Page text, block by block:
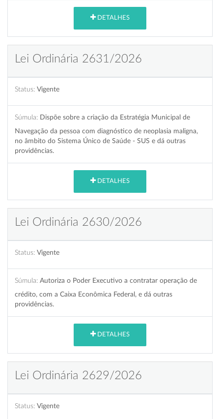
DETALHES
Lei Ordinária 2631/2026
Status: Vigente
Súmula: Dispõe sobre a criação da Estratégia Municipal de
Navegação da pessoa com diagnóstico de neoplasia maligna,
no âmbito do Sistema Único de Saúde - SUS e dá outras
providências.
DETALHES
Lei Ordinária 2630/2026
Status: Vigente
Súmula: Autoriza o Poder Executivo a contratar operação de
crédito, com a Caixa Econômica Federal, e dá outras
providências.
DETALHES
Lei Ordinária 2629/2026
Status: Vigente